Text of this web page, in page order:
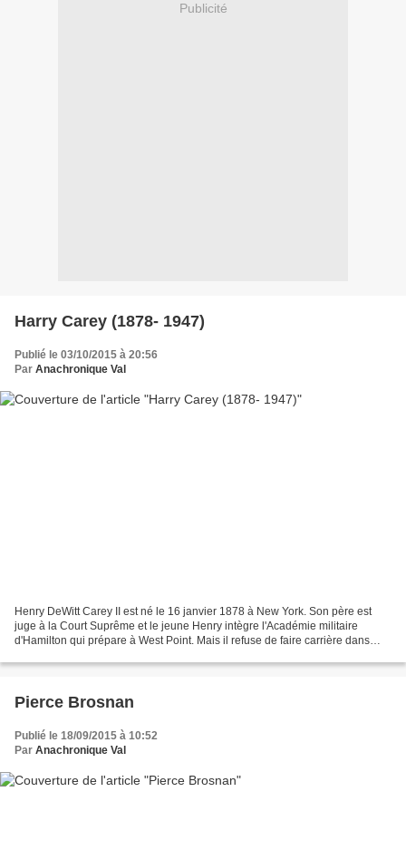
Publicité
Harry Carey (1878- 1947)
Publié le 03/10/2015 à 20:56
Par Anachronique Val
Henry DeWitt Carey II est né le 16 janvier 1878 à New York. Son père est
juge à la Court Suprême et le jeune Henry intègre l'Académie militaire
d'Hamilton qui prépare à West Point. Mais il refuse de faire carrière dans
Pierce Brosnan
Publié le 18/09/2015 à 10:52
Par Anachronique Val